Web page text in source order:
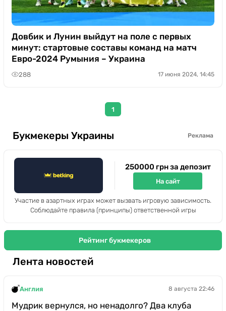
Довбик и Лунин выйдут на поле с первых
минут: стартовые составы команд на матч
Евро-2024 Румыния – Украина
288 17 июня 2024, 14:45
1
Букмекеры Украины Реклама
250000 грн за депозит
На сайт
Участие в азартных играх может вызвать игровую зависимость.
Соблюдайте правила (принципы) ответственной игры
Рейтинг букмекеров
Лента новостей
Англия 8 августа 22:46
Мудрик вернулся, но ненадолго? Два клуба